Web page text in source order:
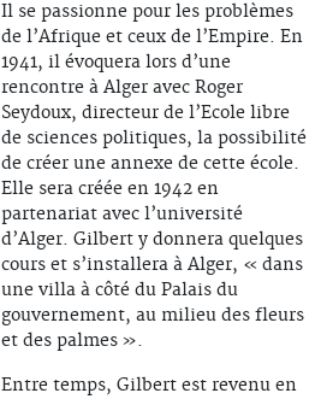
Il se passionne pour les problèmes
de l’Afrique et ceux de l’Empire. En
1941, il évoquera lors d’une
rencontre à Alger avec Roger
Seydoux, directeur de l’Ecole libre
de sciences politiques, la possibilité
de créer une annexe de cette école.
Elle sera créée en 1942 en
partenariat avec l’université
d’Alger. Gilbert y donnera quelques
cours et s’installera à Alger, « dans
une villa à côté du Palais du
gouvernement, au milieu des fleurs
et des palmes ».
Entre temps, Gilbert est revenu en